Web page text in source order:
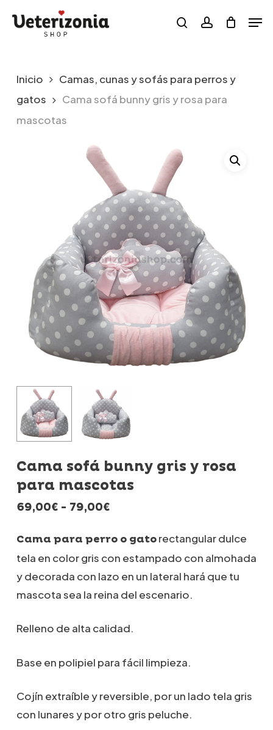
searchaccount
Inicio
Camas, cunas y sofás para perros y
gatos
Cama sofá bunny gris y rosa para
mascotas
Cama sofá bunny gris y rosa
para mascotas
69,00€ - 79,00€Rango
precios:
desde
69,00€
hasta
79,00€
Cama para perro o gatorectangular dulce
tela en color gris con estampado con almohada
y decorada con lazo en un lateral hará que tu
mascota sea la reina del escenario.
Relleno de alta calidad.
Base en polipiel para fácil limpieza.
Cojín extraíble y reversible, por un lado tela gris
con lunares y por otro gris peluche.